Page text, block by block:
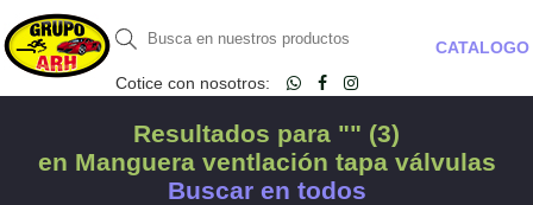
Cotice con nosotros:
CATALOGO
Resultados para "" (3)
en Manguera ventlación tapa válvulas
Buscar en todos